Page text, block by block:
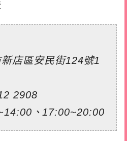
店區安民街124號1
2908
、17:00~20:00